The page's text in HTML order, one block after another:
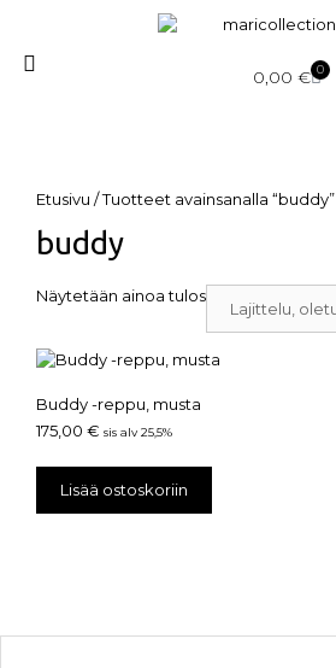
0,00 € 0
Etusivu / Tuotteet avainsanalla “buddy”
buddy
Näytetään ainoa tulos
Buddy -reppu, musta
175,00 € sis alv 25,5%
Lisää ostoskoriin